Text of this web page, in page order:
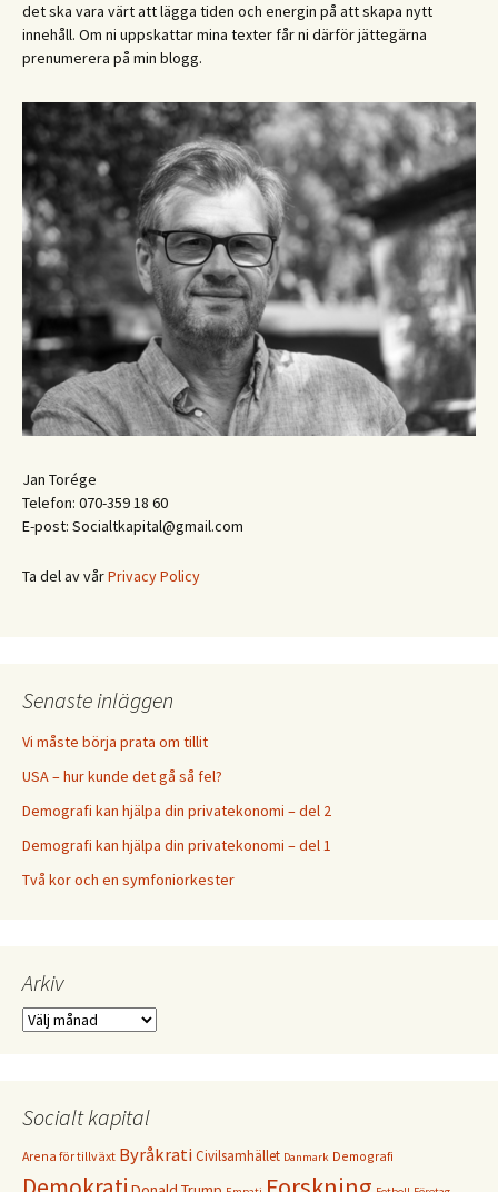
det ska vara värt att lägga tiden och energin på att skapa nytt
innehåll. Om ni uppskattar mina texter får ni därför jättegärna
prenumerera på min blogg.
Jan Torége
Telefon: 070-359 18 60
E-post: Socialtkapital@gmail.com
Ta del av vårPrivacy Policy
Senaste inläggen
Vi måste börja prata om tillit
USA – hur kunde det gå så fel?
Demografi kan hjälpa din privatekonomi – del 2
Demografi kan hjälpa din privatekonomi – del 1
Två kor och en symfoniorkester
Arkiv
Arkiv
Socialt kapital
Arena för tillväxt ByråkratiCivilsamhället Danmark Demografi